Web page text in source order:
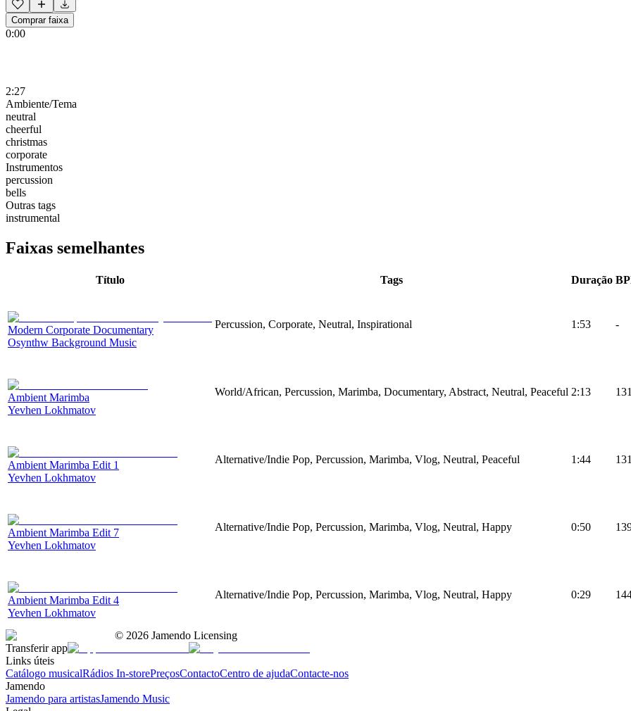
Comprar faixa
0:00
2:27
Ambiente/Tema
neutral
cheerful
christmas
corporate
Instrumentos
percussion
bells
Outras tags
instrumental
Faixas semelhantes
Título Tags Duração
Modern Corporate Documentary
Osynthw Background Music
Percussion, Corporate, Neutral, Inspirational 1:53 -
Ambient Marimba
Yevhen Lokhmatov
World/African, Percussion, Marimba, Documentary, Abstract, Neutral, Peaceful 2:13
Ambient Marimba Edit 1
Yevhen Lokhmatov
Alternative/Indie Pop, Percussion, Marimba, Vlog, Neutral, Peaceful 1:44
Ambient Marimba Edit 7
Yevhen Lokhmatov
Alternative/Indie Pop, Percussion, Marimba, Vlog, Neutral, Happy 0:50
Ambient Marimba Edit 4
Yevhen Lokhmatov
Alternative/Indie Pop, Percussion, Marimba, Vlog, Neutral, Happy 0:29
© 2026 Jamendo Licensing
Transferir app
Links úteis
Catálogo musicalRádios In-storePreçosContactoCentro de ajudaContacte-nos
Jamendo
Jamendo para artistasJamendo Music